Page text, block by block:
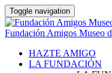
Toggle navigation
Fundación Amigos Museo
HAZTE AMIGO
LA FUNDACIÓN